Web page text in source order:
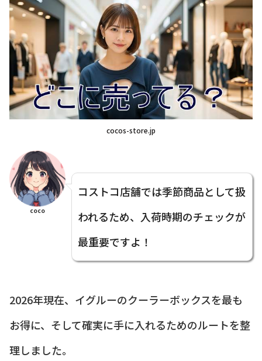
cocos-store.jp
coco
コストコ店舗では季節商品として扱
われるため、入荷時期のチェックが
最重要ですよ！
2026年現在、イグルーのクーラーボックスを最も
お得に、そして確実に手に入れるためのルートを整
理しました。